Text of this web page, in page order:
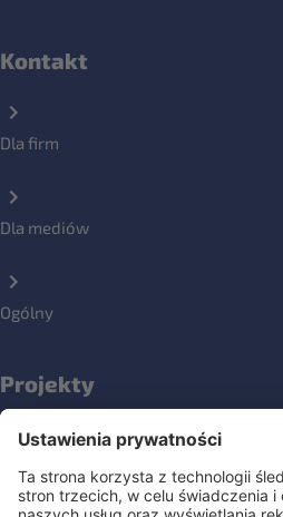
Kontakt
Dla firm
Dla mediów
Ogólny
Projekty
NOPLANETB